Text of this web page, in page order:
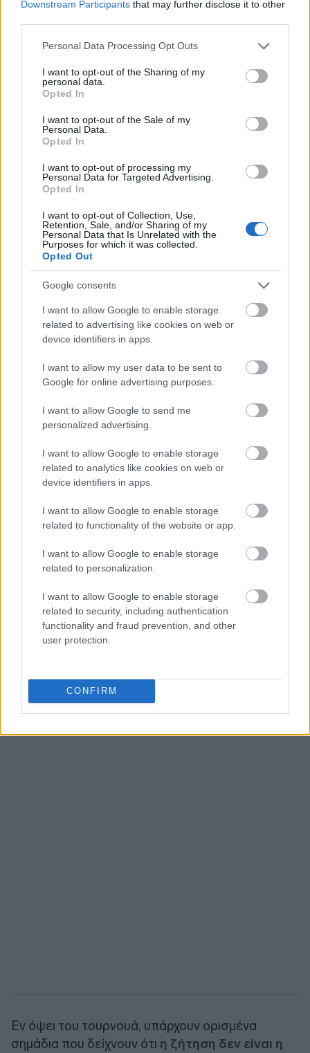
Downstream Participants that may further disclose it to other
Please note that this website/app uses one or more Google
not limited to your visit or usage behaviour. You may click to
grant or deny consent to Google and its third-party tags to
use your data for below specified purposes in below Google
consent section.
Personal Data Processing Opt Outs
I want to opt-out of the Sharing of my
personal data.
Opted In
I want to opt-out of the Sale of my
Personal Data.
Opted In
I want to opt-out of processing my
Personal Data for Targeted Advertising.
Opted In
I want to opt-out of Collection, Use,
Retention, Sale, and/or Sharing of my
Personal Data that Is Unrelated with the
Purposes for which it was collected.
Opted Out
Google consents
I want to allow Google to enable storage
related to advertising like cookies on web or
device identifiers in apps.
I want to allow my user data to be sent to
Google for online advertising purposes.
I want to allow Google to send me
personalized advertising.
I want to allow Google to enable storage
related to analytics like cookies on web or
device identifiers in apps.
I want to allow Google to enable storage
related to functionality of the website or app.
I want to allow Google to enable storage
related to personalization.
I want to allow Google to enable storage
related to security, including authentication
functionality and fraud prevention, and other
user protection.
CONFIRM
Verizon, έχουν ρίξει εκατομμύρια σε διαφημίσεις,
τόσο ως επίσημοι συνεργάτες της FIFA όσο και
κατά τη διάρκεια των αγώνων, οι οποίοι θα
προβληθούν από την Fox και την Telemundo της
Comcast στις ΗΠΑ. Σύμφωνα με την
δημοσκόπηση, οι ερωτηθέντες
συνέδεσαν την
Cola-Colaπιο συχνά με το μάρκετινγκ του
ξεκίνησε να διαφημίζεται στο τουρνουά το 1950
και είναι για άλλη μια φορά επίσημος χορηγός.
Κύπελλο για να βάλει «γκολ» στην
κατανάλωση
εταιρικής αναγνωρισιμότητας.Ο
κατασκευαστής αθλητικών παπουτσιών δεν είναι
επίσημος συνεργάτης της FIFA, ωστόσο έχει
συμφωνίες με αρκετές εξέχουσες εθνικές
Adidasβρέθηκε μερικές ποσοστιαίες μονάδες
πίσω από τον αντίπαλό της, παρά τον ρόλο της
Κυπέλλου, συμπεριλαμβανομένης της
προμήθειας της επίσημης μπάλας αγώνα για αυτό
το τουρνουά.
Εν όψει του τουρνουά, υπάρχουν ορισμένα
σημάδια που δείχνουν ότι η ζήτηση δεν είναι η